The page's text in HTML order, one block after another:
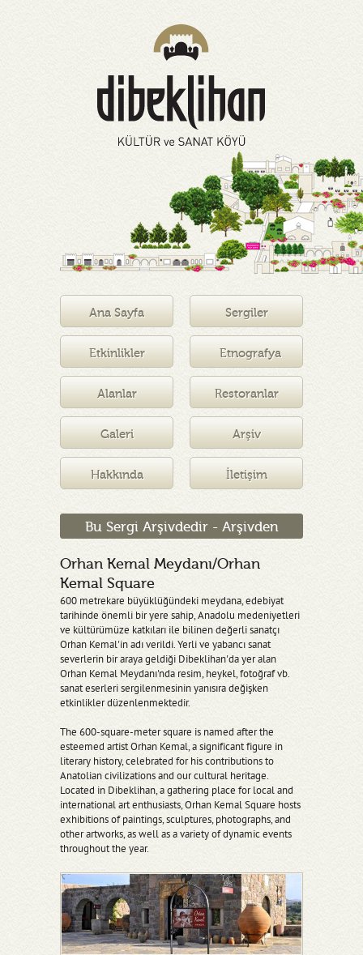
Ana Sayfa Sergiler
Etkinlikler Etnografya
Müzesi
Alanlar Restoranlar
Galeri Arşiv
Hakkında İletişim
Bu Sergi Arşivdedir - Arşivden
Orhan Kemal Meydanı/Orhan
Kemal Square
600 metrekare büyüklüğündeki meydana, edebiyat
tarihinde önemli bir yere sahip, Anadolu medeniyetleri
ve kültürümüze katkıları ile bilinen değerli sanatçı
Orhan Kemal'in adı verildi. Yerli ve yabancı sanat
severlerin bir araya geldiği Dibeklihan'da yer alan
Orhan Kemal Meydanı'nda resim, heykel, fotoğraf vb.
sanat eserleri sergilenmesinin yanısıra değişken
etkinlikler düzenlenmektedir.
The 600-square-meter square is named after the
esteemed artist Orhan Kemal, a significant figure in
literary history, celebrated for his contributions to
Anatolian civilizations and our cultural heritage.
Located in Dibeklihan, a gathering place for local and
international art enthusiasts, Orhan Kemal Square hosts
exhibitions of paintings, sculptures, photographs, and
other artworks, as well as a variety of dynamic events
throughout the year.